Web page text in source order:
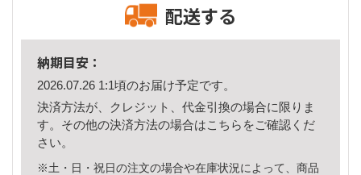
配送する
納期目安：
2026.07.26 1:1頃のお届け予定です。
決済方法が、クレジット、代金引換の場合に限りま
す。その他の決済方法の場合はこちら をご確認くだ
さい。
※土・日・祝日の注文の場合や在庫状況によって、商品